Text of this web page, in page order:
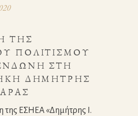
ΤΗΣ
ΠΟΛΙΤΙΣΜΟΎ
ΣΤΗ
ΔΗΜΉΤΡΗΣ
της ΕΣΗΕΑ «Δημήτρης Ι.